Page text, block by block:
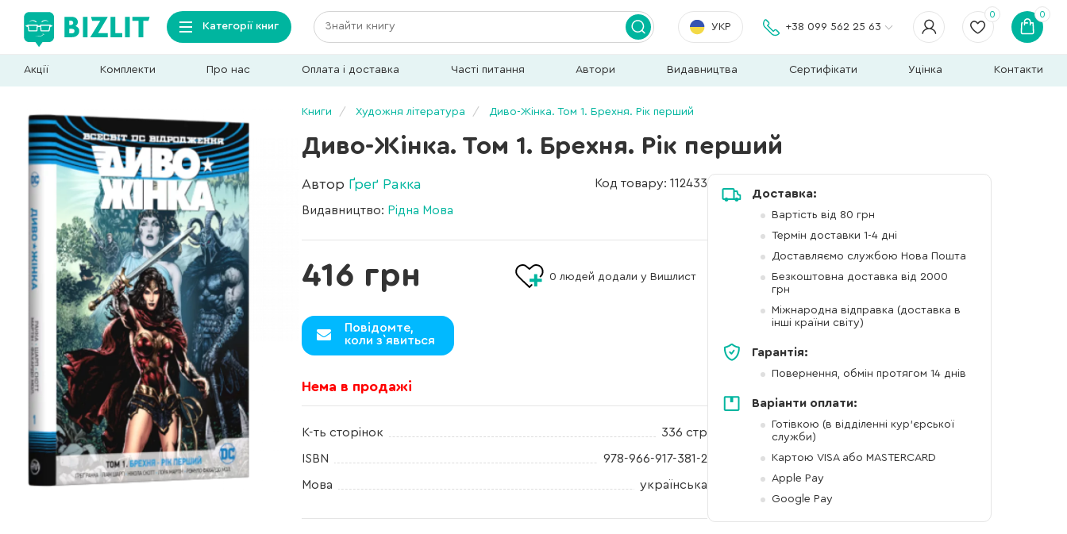
Категорії книг УКР +38 099 562 25 63
0 0
Акції Комплекти Про нас Оплата і доставка Часті питання Автори Видавництва Сертифікати Уцінка Контакти
Книги Художня література Диво-Жінка. Том 1. Брехня. Рік перший
Диво-Жінка. Том 1. Брехня. Рік перший
Автор Ґреґ Ракка
Видавництво: Рідна Мова
Код товару: 112433
416 грн
Повідомте,
коли з`явиться
0 людей додали у Вишлист
Нема в продажі
К-ть сторінок 336 стр
ISBN 978-966-917-381-2
Мова українська
Доставка:
Вартість від 80 грн
Термін доставки 1-4 дні
Доставляємо службою Нова Пошта
Безкоштовна доставка від 2000
грн
Міжнародна відправка (доставка в
інші країни світу)
Гарантія:
Повернення, обмін протягом 14 днів
Варіанти оплати:
Готівкою (в відділенні кур'єрської
служби)
Картою VISA або MASTERCARD
Apple Pay
Google Pay